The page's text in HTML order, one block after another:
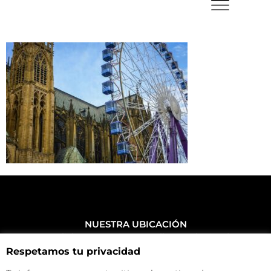
NUESTRA UBICACIÓN
Haz click aquí y mira como llegar a la tienda
CONTACTA CON NOSOTROS
+34 972 500 449
Respetamos tu privacidad